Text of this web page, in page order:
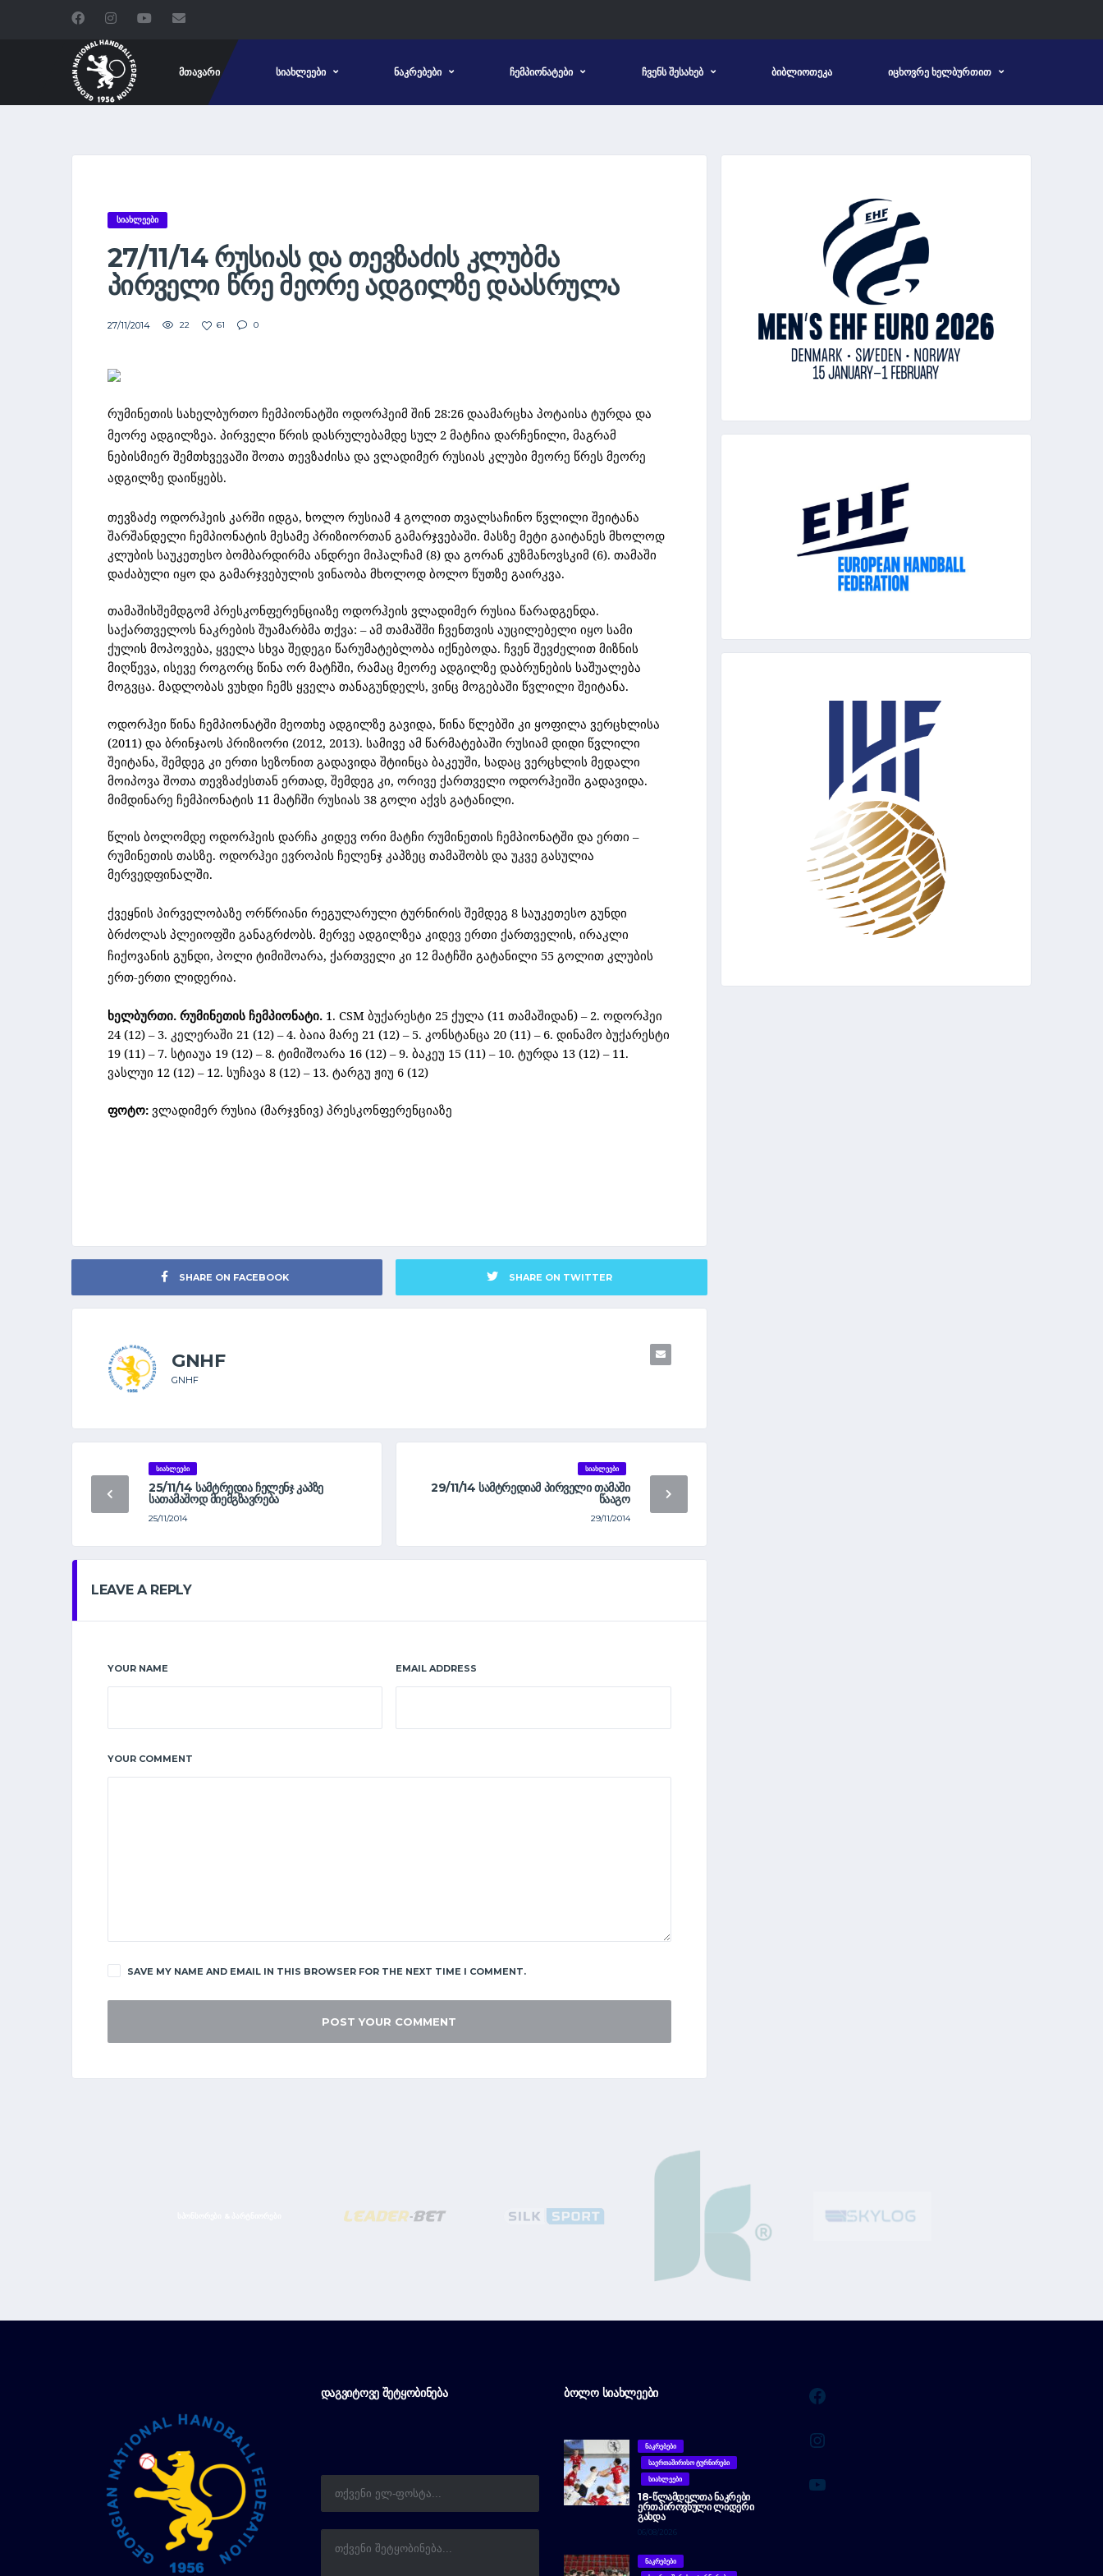
ᲛᲗᲐᲕᲐᲠᲘ ᲡᲘᲐᲮᲚᲔᲔᲑᲘ ᲜᲐᲙᲠᲔᲑᲔᲑᲘ ᲩᲔᲛᲞᲘᲝᲜᲐᲢᲔᲑᲘ ᲩᲕᲔᲜᲡ ᲨᲔᲡᲐᲮᲔᲑ ᲑᲘᲑᲚᲘᲝᲗᲔᲙᲐ ᲘᲪᲮᲝᲕᲠᲔ ᲮᲔᲚᲑᲣᲠᲗᲘᲗ
ᲡᲘᲐᲮᲚᲔᲔᲑᲘ
27/11/14 ᲠᲣᲡᲘᲐᲡ ᲓᲐ ᲗᲔᲕᲖᲐᲫᲘᲡ ᲙᲚᲣᲑᲛᲐ
ᲞᲘᲠᲕᲔᲚᲘ ᲬᲠᲔ ᲛᲔᲝᲠᲔ ᲐᲓᲒᲘᲚᲖᲔ ᲓᲐᲐᲡᲠᲣᲚᲐ
27/11/2014 22 61 0
რუმინეთის სახელბურთო ჩემპიონატში ოდორჰეიმ შინ 28:26 დაამარცხა პოტაისა ტურდა და
მეორე ადგილზეა. პირველი წრის დასრულებამდე სულ 2 მატჩია დარჩენილი, მაგრამ
ნებისმიერ შემთხვევაში შოთა თევზაძისა და ვლადიმერ რუსიას კლუბი მეორე წრეს მეორე
ადგილზე დაიწყებს.
თევზაძე ოდორჰეის კარში იდგა, ხოლო რუსიამ 4 გოლით თვალსაჩინო წვლილი შეიტანა
შარშანდელი ჩემპიონატის მესამე პრიზიორთან გამარჯვებაში. მასზე მეტი გაიტანეს მხოლოდ
კლუბის საუკეთესო ბომბარდირმა ანდრეი მიჰალჩამ (8) და გორან კუზმანოვსკიმ (6). თამაში
დაძაბული იყო და გამარჯვებულის ვინაობა მხოლოდ ბოლო წუთზე გაირკვა.
თამაშისშემდგომ პრესკონფერენციაზე ოდორჰეის ვლადიმერ რუსია წარადგენდა.
საქართველოს ნაკრების შუამარბმა თქვა: – ამ თამაშში ჩვენთვის აუცილებელი იყო სამი
ქულის მოპოვება, ყველა სხვა შედეგი წარუმატებლობა იქნებოდა. ჩვენ შევძელით მიზნის
მიღწევა, ისევე როგორც წინა ორ მატჩში, რამაც მეორე ადგილზე დაბრუნების საშუალება
მოგვცა. მადლობას ვუხდი ჩემს ყველა თანაგუნდელს, ვინც მოგებაში წვლილი შეიტანა.
ოდორჰეი წინა ჩემპიონატში მეოთხე ადგილზე გავიდა, წინა წლებში კი ყოფილა ვერცხლისა
(2011) და ბრინჯაოს პრიზიორი (2012, 2013). სამივე ამ წარმატებაში რუსიამ დიდი წვლილი
შეიტანა, შემდეგ კი ერთი სეზონით გადავიდა შტიინცა ბაკეუში, სადაც ვერცხლის მედალი
მოიპოვა შოთა თევზაძესთან ერთად, შემდეგ კი, ორივე ქართველი ოდორჰეიში გადავიდა.
მიმდინარე ჩემპიონატის 11 მატჩში რუსიას 38 გოლი აქვს გატანილი.
წლის ბოლომდე ოდორჰეის დარჩა კიდევ ორი მატჩი რუმინეთის ჩემპიონატში და ერთი –
რუმინეთის თასზე. ოდორჰეი ევროპის ჩელენჯ კაპზეც თამაშობს და უკვე გასულია
მერვედფინალში.
ქვეყნის პირველობაზე ორწრიანი რეგულარული ტურნირის შემდეგ 8 საუკეთესო გუნდი
ბრძოლას პლეიოფში განაგრძობს. მერვე ადგილზეა კიდევ ერთი ქართველის, ირაკლი
ჩიქოვანის გუნდი, პოლი ტიმიშოარა, ქართველი კი 12 მატჩში გატანილი 55 გოლით კლუბის
ერთ-ერთი ლიდერია.
ხელბურთი. რუმინეთის ჩემპიონატი. 1. CSM ბუქარესტი 25 ქულა (11 თამაშიდან) – 2. ოდორჰეი
24 (12) – 3. კელერაში 21 (12) – 4. ბაია მარე 21 (12) – 5. კონსტანცა 20 (11) – 6. დინამო ბუქარესტი
19 (11) – 7. სტიაუა 19 (12) – 8. ტიმიშოარა 16 (12) – 9. ბაკეუ 15 (11) – 10. ტურდა 13 (12) – 11.
ვასლუი 12 (12) – 12. სუჩავა 8 (12) – 13. ტარგუ ჟიუ 6 (12)
ფოტო: ვლადიმერ რუსია (მარჯვნივ) პრესკონფერენციაზე
SHARE ON FACEBOOK SHARE ON TWITTER
GNHF
GNHF
ᲡᲘᲐᲮᲚᲔᲔᲑᲘ
25/11/14 ᲡᲐᲛᲢᲠᲔᲓᲘᲐ ᲩᲔᲚᲔᲜᲯ ᲙᲐᲞᲖᲔ
ᲡᲐᲗᲐᲛᲐᲨᲝᲓ ᲛᲘᲔᲛᲒᲖᲐᲕᲠᲔᲑᲐ
25/11/2014
ᲡᲘᲐᲮᲚᲔᲔᲑᲘ
29/11/14 ᲡᲐᲛᲢᲠᲔᲓᲘᲐᲛ ᲞᲘᲠᲕᲔᲚᲘ ᲗᲐᲛᲐᲨᲘ
ᲬᲐᲐᲒᲝ
29/11/2014
LEAVE A REPLY
YOUR NAME EMAIL ADDRESS
YOUR COMMENT
SAVE MY NAME AND EMAIL IN THIS BROWSER FOR THE NEXT TIME I COMMENT.
ᲓᲐᲒᲕᲘᲢᲝᲕᲔ ᲨᲔᲢᲧᲝᲑᲘᲜᲔᲑᲐ ᲑᲝᲚᲝ ᲡᲘᲐᲮᲚᲔᲔᲑᲘ
ᲜᲐᲙᲠᲔᲑᲔᲑᲘ
ᲡᲐᲔᲠᲗᲐᲨᲘᲠᲘᲡᲝ ᲢᲣᲠᲜᲘᲠᲔᲑᲘ
ᲡᲘᲐᲮᲚᲔᲔᲑᲘ
18-ᲬᲚᲐᲛᲓᲔᲚᲗᲐ ᲜᲐᲙᲠᲔᲑᲘ
ᲔᲠᲗᲞᲘᲠᲝᲕᲜᲣᲚᲘ ᲚᲘᲓᲔᲠᲘ
ᲒᲐᲮᲓᲐ
06/08/2026
ᲜᲐᲙᲠᲔᲑᲔᲑᲘ
Facebook
Instagram
YouTube